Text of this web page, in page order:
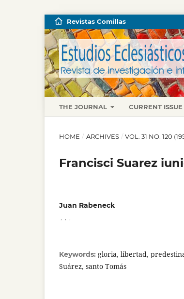
THE JOURNAL CURRENT ISSUE
Revistas Comillas
HOME / ARCHIVES / VOL. 31 NO. 120
Francisci Suarez
Juan Rabeneck
Keywords: gloria, libertad,
Suárez, santo Tomás